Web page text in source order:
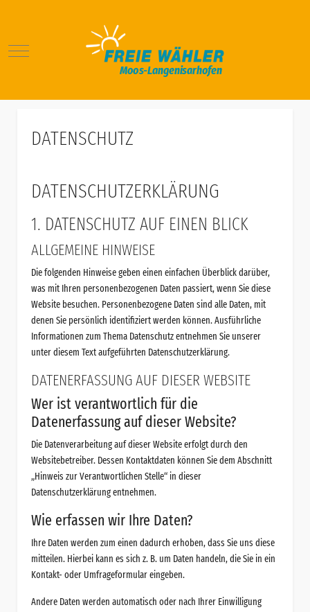
Mobile Menu Toggle
DATENSCHUTZ
DATENSCHUTZ­ERKLÄRUNG
1. DATENSCHUTZ AUF EINEN BLICK
ALLGEMEINE HINWEISE
Die folgenden Hinweise geben einen einfachen Überblick darüber,
was mit Ihren personenbezogenen Daten passiert, wenn Sie diese
Website besuchen. Personenbezogene Daten sind alle Daten, mit
denen Sie persönlich identifiziert werden können. Ausführliche
Informationen zum Thema Datenschutz entnehmen Sie unserer
unter diesem Text aufgeführten Datenschutzerklärung.
DATENERFASSUNG AUF DIESER WEBSITE
Wer ist verantwortlich für die
Datenerfassung auf dieser Website?
Die Datenverarbeitung auf dieser Website erfolgt durch den
Websitebetreiber. Dessen Kontaktdaten können Sie dem Abschnitt
„Hinweis zur Verantwortlichen Stelle“ in dieser
Datenschutzerklärung entnehmen.
Wie erfassen wir Ihre Daten?
Ihre Daten werden zum einen dadurch erhoben, dass Sie uns diese
mitteilen. Hierbei kann es sich z. B. um Daten handeln, die Sie in ein
Kontakt- oder Umfrageformular eingeben.
Andere Daten werden automatisch oder nach Ihrer Einwilligung